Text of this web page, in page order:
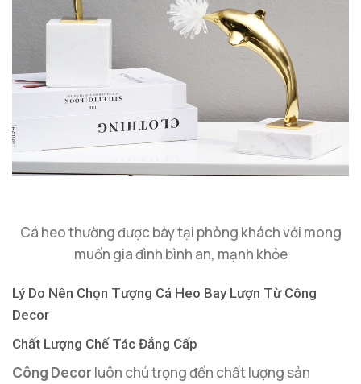
Cá heo thường được bày tại phòng khách với mong
muốn gia đình bình an, mạnh khỏe
Lý Do Nên Chọn Tượng Cá Heo Bay Lượn Từ Công
Decor
Chất Lượng Chế Tác Đẳng Cấp
Công Decor luôn chú trọng đến chất lượng sản